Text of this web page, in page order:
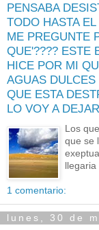
PENSABA
TODO HASTA
ME PREGUNTE
QUE'???? ESTE
HICE POR MI
AGUAS DULCES
QUE ESTA
LO VOY A
Los
que se
llegaria
1 comentario:
lunes, 30 de